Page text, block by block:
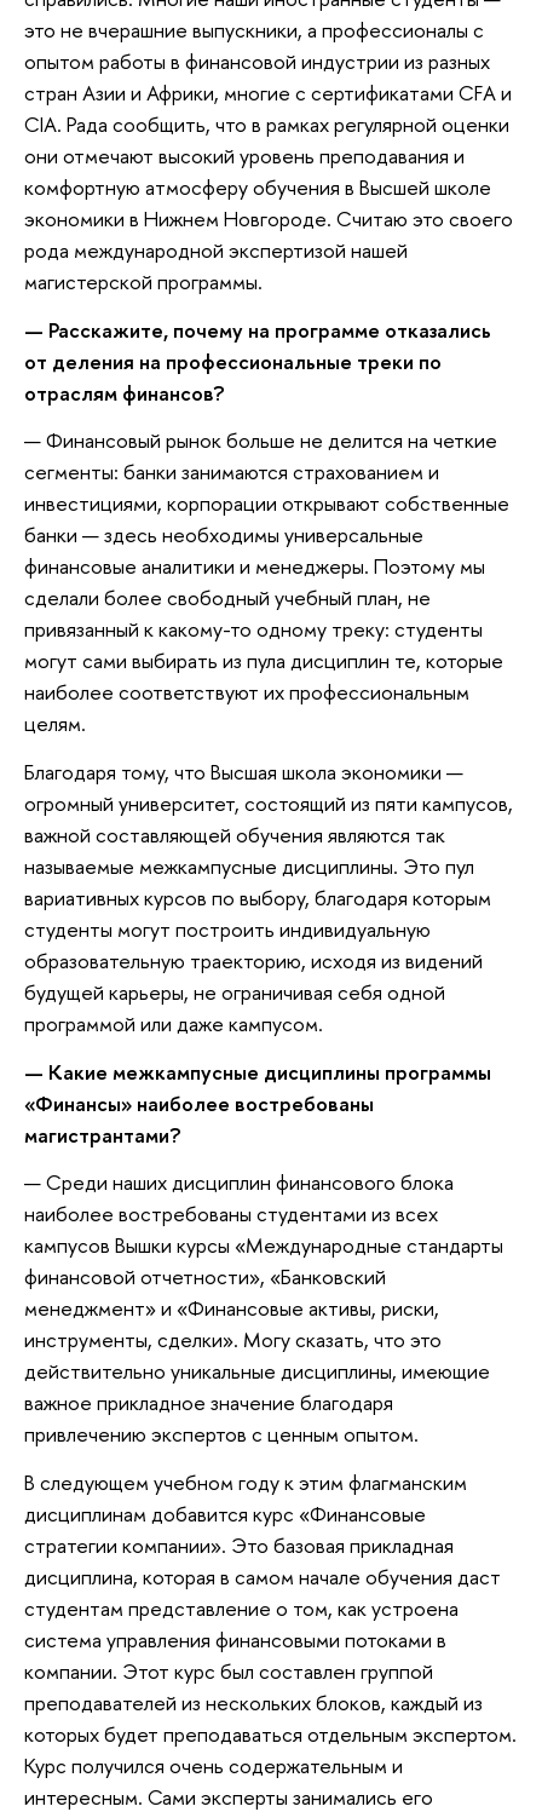
это не вчерашние выпускники, а профессионалы с
опытом работы в финансовой индустрии из разных
стран Азии и Африки, многие с сертификатами CFA и
CIA. Рада сообщить, что в рамках регулярной оценки
они отмечают высокий уровень преподавания и
комфортную атмосферу обучения в Высшей школе
экономики в Нижнем Новгороде. Считаю это своего
рода международной экспертизой нашей
магистерской программы.
— Расскажите, почему на программе отказались
от деления на профессиональные треки по
отраслям финансов?
— Финансовый рынок больше не делится на четкие
сегменты: банки занимаются страхованием и
инвестициями, корпорации открывают собственные
банки — здесь необходимы универсальные
финансовые аналитики и менеджеры. Поэтому мы
сделали более свободный учебный план, не
привязанный к какому-то одному треку: студенты
могут сами выбирать из пула дисциплин те, которые
наиболее соответствуют их профессиональным
целям.
Благодаря тому, что Высшая школа экономики —
огромный университет, состоящий из пяти кампусов,
важной составляющей обучения являются так
называемые межкампусные дисциплины. Это пул
вариативных курсов по выбору, благодаря которым
студенты могут построить индивидуальную
образовательную траекторию, исходя из видений
будущей карьеры, не ограничивая себя одной
программой или даже кампусом.
— Какие межкампусные дисциплины программы
«Финансы» наиболее востребованы
магистрантами?
— Среди наших дисциплин финансового блока
наиболее востребованы студентами из всех
кампусов Вышки курсы «Международные стандарты
финансовой отчетности», «Банковский
менеджмент» и «Финансовые активы, риски,
инструменты, сделки». Могу сказать, что это
действительно уникальные дисциплины, имеющие
важное прикладное значение благодаря
привлечению экспертов с ценным опытом.
В следующем учебном году к этим флагманским
дисциплинам добавится курс «Финансовые
стратегии компании». Это базовая прикладная
дисциплина, которая в самом начале обучения даст
студентам представление о том, как устроена
система управления финансовыми потоками в
компании. Этот курс был составлен группой
преподавателей из нескольких блоков, каждый из
которых будет преподаваться отдельным экспертом.
Курс получился очень содержательным и
интересным. Сами эксперты занимались его